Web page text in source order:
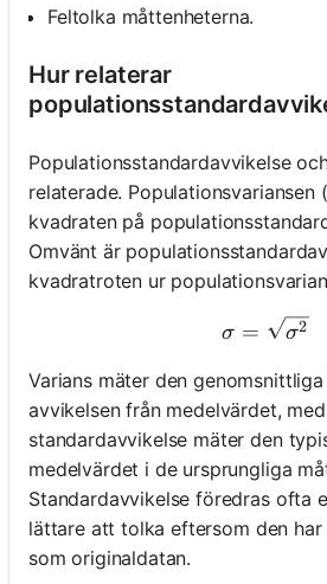
Feltolka måttenheterna.
Hur relaterar
Populationsstandardavvikelse
relaterade. Populationsvariansen
kvadraten på
Omvänt är
kvadratroten ur
σ =
σ = σ2
Varians mäter den
avvikelsen från medelvärdet,
standardavvikelse mäter den
medelvärdet i de ursprungliga
Standardavvikelse föredras ofta
lättare att tolka eftersom den har
som originaldatan.